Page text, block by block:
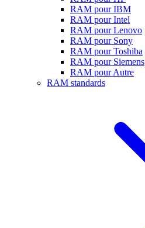
RAM pour IBM
RAM pour Intel
RAM pour Lenovo
RAM pour Sony
RAM pour Toshiba
RAM pour Siemens
RAM pour Autre
RAM standards